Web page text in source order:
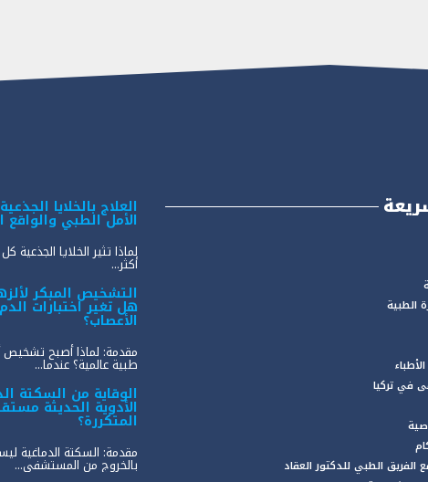
العلاج بالخلايا
الأمل الطبي والواقع
لماذا تثير الخلايا
أكثر...
التشخيص المبكر
هل تغير اختبارات
الأعصاب؟
مقدمة: لماذا أصبح تشخيص
طبية عالمية؟ عندما...
الوقاية من السكتة
الأدوية الحديثة
المتكررة؟
مقدمة: السكتة الدماغية
بالخروج من المستشفى...
الطبية
في تركيا
الفريق الطبي للدكتور العقاد